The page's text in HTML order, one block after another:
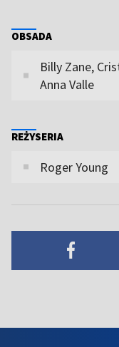
OBSADA
Billy Zane,
Anna Valle
REŻYSERIA
Roger Young